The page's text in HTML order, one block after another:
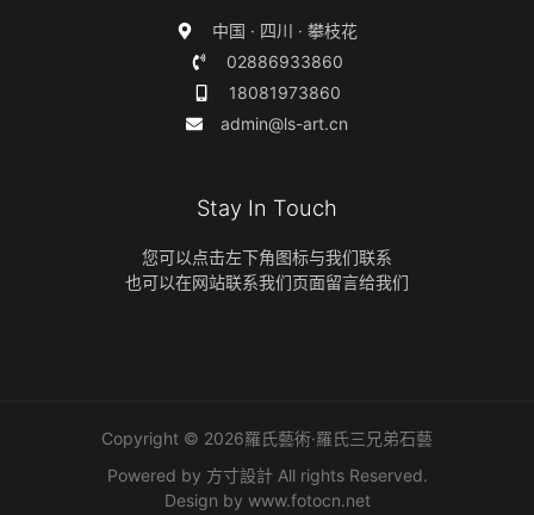
中国 · 四川 · 攀枝花
02886933860
18081973860
admin@ls-art.cn
Stay In Touch
您可以点击左下角图标与我们联系
也可以在网站联系我们页面留言给我们
Copyright © 2026羅氏藝術·羅氏三兄弟石藝
Powered by 方寸設計 All rights Reserved.
Design by www.fotocn.net